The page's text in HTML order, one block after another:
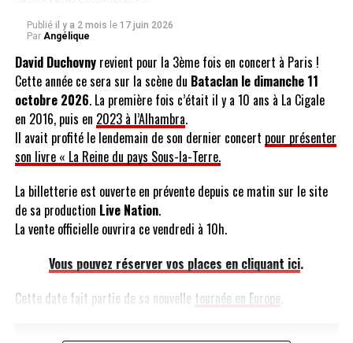
Publié il y a 2 mois le 17 juin 2026
Par Angélique
David Duchovnyrevient pour la 3ème fois en concert à Paris !
Cette année ce sera sur la scène du Bataclan le dimanche 11
octobre 2026. La première fois c’était il y a 10 ans à La Cigale
en 2016, puis en 2023 à l’Alhambra.
Il avait profité le lendemain de son dernier concert pour présenter
son livre « La Reine du pays Sous-la-Terre.
La billetterie est ouverte en prévente depuis ce matin sur le site
de sa production Live Nation.
La vente officielle ouvrira ce vendredi à 10h.
Vous pouvez réserver vos places en cliquant ici.
Cette date fait partie de sa nouvelle tournée en Europe